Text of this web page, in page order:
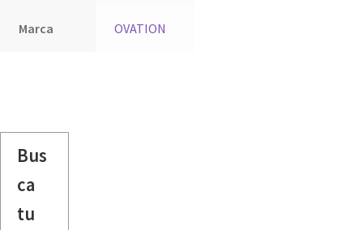
Marca OVATION
Bus
ca
tu